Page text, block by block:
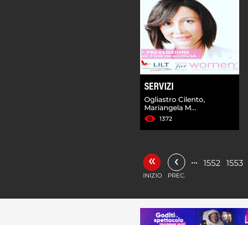
SERVIZI
Ogliastro Cilento,
Mariangela M...
1372
«
INIZIO
‹
PREC.
… 1552 1553